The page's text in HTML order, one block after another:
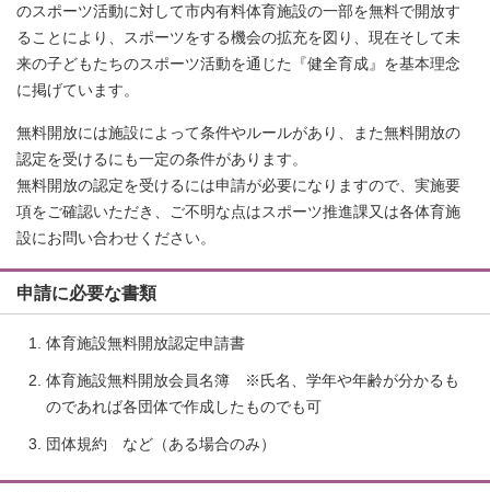
のスポーツ活動に対して市内有料体育施設の一部を無料で開放す
ることにより、スポーツをする機会の拡充を図り、現在そして未
来の子どもたちのスポーツ活動を通じた『健全育成』を基本理念
に掲げています。
無料開放には施設によって条件やルールがあり、また無料開放の
認定を受けるにも一定の条件があります。
無料開放の認定を受けるには申請が必要になりますので、実施要
項をご確認いただき、ご不明な点はスポーツ推進課又は各体育施
設にお問い合わせください。
申請に必要な書類
体育施設無料開放認定申請書
体育施設無料開放会員名簿 ※氏名、学年や年齢が分かるも
のであれば各団体で作成したものでも可
団体規約 など（ある場合のみ）